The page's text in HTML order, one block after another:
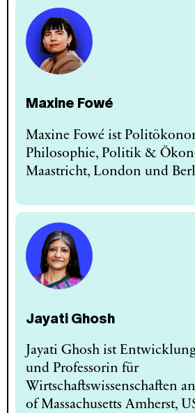
Maxine Fowé
Maxine Fowé ist
Philosophie, Politik &
Maastricht, London und
Jayati Ghosh
Jayati Ghosh ist
und Professorin für
Wirtschaftswissenschaften
of Massachusetts Amherst,